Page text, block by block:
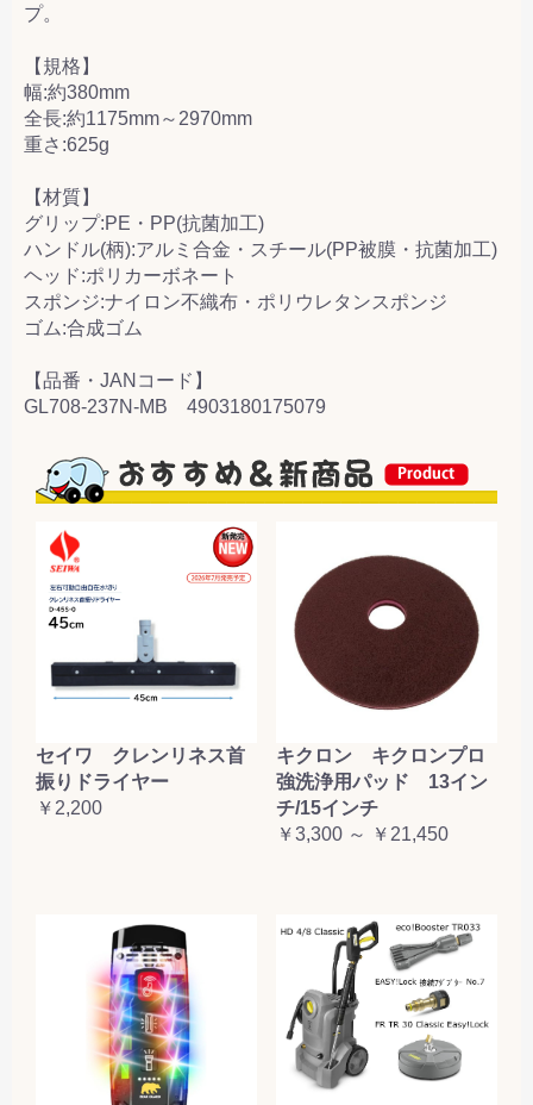
プ。
【規格】
幅:約380mm
全長:約1175mm～2970mm
重さ:625g
【材質】
グリップ:PE・PP(抗菌加工)
ハンドル(柄):アルミ合金・スチール(PP被膜・抗菌加工)
ヘッド:ポリカーボネート
スポンジ:ナイロン不織布・ポリウレタンスポンジ
ゴム:合成ゴム
【品番・JANコード】
GL708-237N-MB 4903180175079
セイワ クレンリネス首
振りドライヤー
￥2,200
キクロン キクロンプロ
強洗浄用パッド 13イン
チ/15インチ
￥3,300 ～ ￥21,450